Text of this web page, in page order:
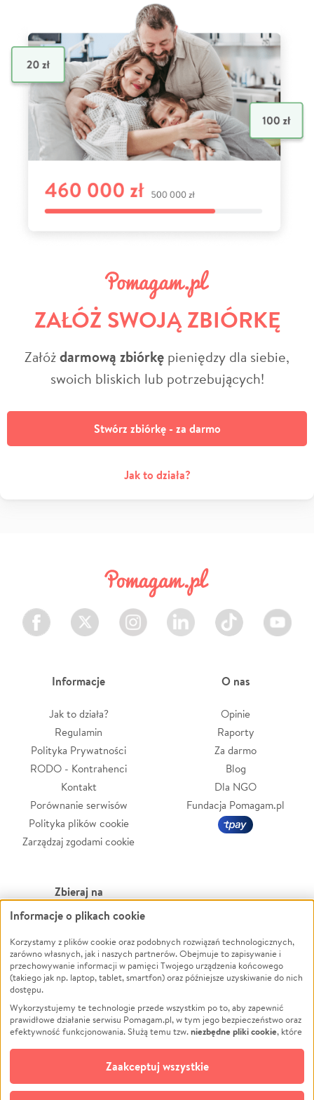
ZAŁÓŻ SWOJĄ ZBIÓRKĘ
Załóżdarmową zbiórkę pieniędzy dla siebie,
swoich bliskich lub potrzebujących!
Stwórz zbiórkę - za darmo
Jak to działa?
Facebook Twitter Instagram LinkedIn TikTok Youtube
Informacje
Jak to działa?
Regulamin
Polityka Prywatności
RODO - Kontrahenci
Kontakt
Porównanie serwisów
Polityka plików cookie
Zarządzaj zgodami cookie
O nas
Opinie
Raporty
Za darmo
Blog
Dla NGO
Fundacja Pomagam.pl
Zbieraj na
Leczenie
Zwierzęta
Pożar
Ukraina
Pomoc Finansowa
Projekty
Pogrzeb
Społeczność lokalna
Kultura
Powódź
Wichura
NGO
Edukacja
Podróż
Impreza
Ochrona środowiska
Biznes
Informacje o plikach cookie
Korzystamy z plików cookie oraz podobnych rozwiązań technologicznych,
zarówno własnych, jak i naszych partnerów. Obejmuje to zapisywanie i
przechowywanie informacji w pamięci Twojego urządzenia końcowego
(takiego jak np. laptop, tablet, smartfon) oraz późniejsze uzyskiwanie do nich
dostępu.
Wykorzystujemy te technologie przede wszystkim po to, aby zapewnić
prawidłowe działanie serwisu Pomagam.pl, w tym jego bezpieczeństwo oraz
efektywność funkcjonowania. Służą temu tzw.niezbędne pliki cookie, które
opcjonalnych plików cookie
technologii do celów analitycznych i retargetingowych. Możesz wyrazić
zgodę na ich stosowanie lub jej odmówić. W dowolnym momencie masz
Zaakceptuj wszystkie